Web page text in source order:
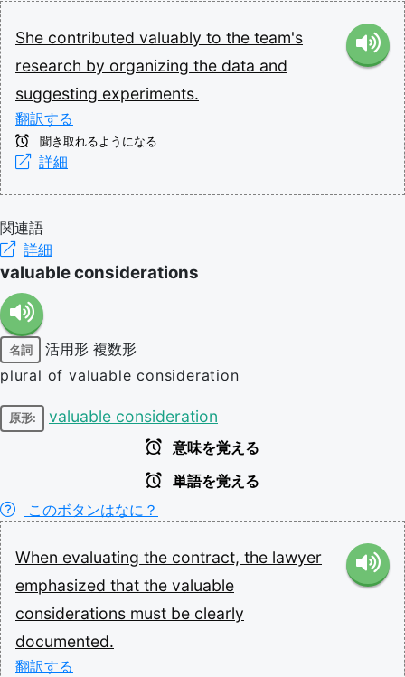
She contributed valuably to the team's
research by organizing the data and
suggesting experiments.
翻訳する
聞き取れるようになる
詳細
関連語
詳細
valuable considerations
名詞 活用形 複数形
plural of valuable consideration
原形: valuable consideration
意味を覚える
単語を覚える
このボタンはなに？
When evaluating the contract, the lawyer
emphasized that the valuable
considerations must be clearly
documented.
翻訳する